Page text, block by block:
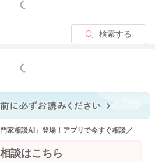
心の安定」の役割もあるため、欲し
める必要はありません。
っかりとれていれば不要です。
栄養補助の目的でミルクを取り入れ
もっと見る
検索する
もっと見る
家相談AI」登場！アプリで今すぐ相談／
相談はこちら